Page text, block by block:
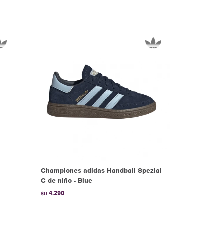
Championes adidas Handball Spezial
C de niño - Blue
$U 4.290